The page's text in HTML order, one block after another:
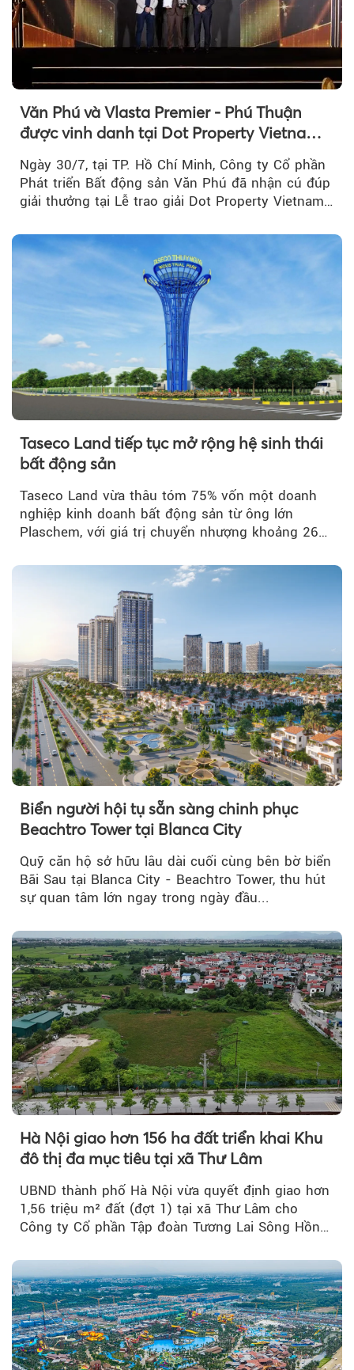
Văn Phú và Vlasta Premier - Phú Thuận
được vinh danh tại Dot Property Vietnam
Ngày 30/7, tại TP. Hồ Chí Minh, Công ty Cổ phần
Phát triển Bất động sản Văn Phú đã nhận cú đúp
giải thưởng tại Lễ trao giải Dot Property Vietnam
Taseco Land tiếp tục mở rộng hệ sinh thái
bất động sản
Taseco Land vừa thâu tóm 75% vốn một doanh
nghiệp kinh doanh bất động sản từ ông lớn
Plaschem, với giá trị chuyển nhượng khoảng 262
Biển người hội tụ sẵn sàng chinh phục
Beachtro Tower tại Blanca City
Quỹ căn hộ sở hữu lâu dài cuối cùng bên bờ biển
Bãi Sau tại Blanca City - Beachtro Tower, thu hút
sự quan tâm lớn ngay trong ngày đầu...
Hà Nội giao hơn 156 ha đất triển khai Khu
đô thị đa mục tiêu tại xã Thư Lâm
UBND thành phố Hà Nội vừa quyết định giao hơn
1,56 triệu m² đất (đợt 1) tại xã Thư Lâm cho
Công ty Cổ phần Tập đoàn Tương Lai Sông Hồng